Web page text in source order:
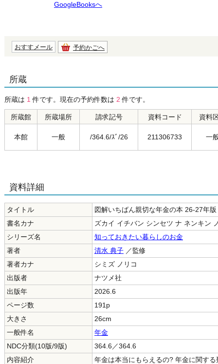
GoogleBooksへ
おすすメール 予約かごへ
所蔵
所蔵は 1 件です。現在の予約件数は 2 件です。
所蔵館 所蔵場所 請求記号 資料コード 資料
本館 一般 /364.6/ｽﾞ/26 211306733 一
資料詳細
タイトル
図解いちばん親切な年金の本 26-27年版
書名カナ
ズカイ イチバン シンセツ ナ ネンキン
シリーズ名
知っておきたい暮らしのお金
著者
清水 典子 ／監修
著者カナ
シミズ ノリコ
出版者
ナツメ社
出版年
2026.6
ページ数
191p
大きさ
26cm
一般件名
年金
NDC分類(10版/9版)
364.6／364.6
内容紹介
年金は本当にもらえるの? 年金に関す